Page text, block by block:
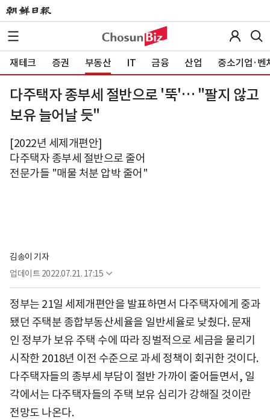
재테크 증권 부동산 IT 금융 산업 중소기업·벤
다주택자 종부세 절반으로 '뚝'… "팔지 않고
보유 늘어날 듯"
[2022년 세제개편안]
다주택자 종부세 절반으로 줄어
전문가들 "매물 처분 압박 줄어"
김송이 기자
업데이트 2022.07.21. 17:15
정부는 21일 세제개편안을 발표하면서 다주택자에게 중과
됐던 주택분 종합부동산세율을 일반세율로 낮췄다. 문재
인 정부가 보유 주택 수에 따라 징벌적으로 세금을 물리기
시작한 2018년 이전 수준으로 과세 정책이 회귀한 것이다.
다주택자들의 종부세 부담이 절반 가까이 줄어들면서, 일
각에서는 다주택자들의 주택 보유 심리가 강해질 것이란
전망도 나온다.